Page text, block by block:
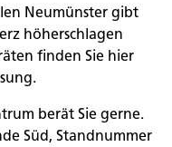
Neumünster gibt
höherschlagen
finden Sie hier
berät Sie gerne.
Süd, Standnummer